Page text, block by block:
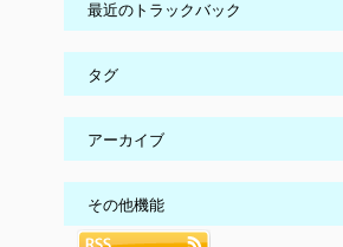
最近のトラックバック
タグ
アーカイブ
その他機能